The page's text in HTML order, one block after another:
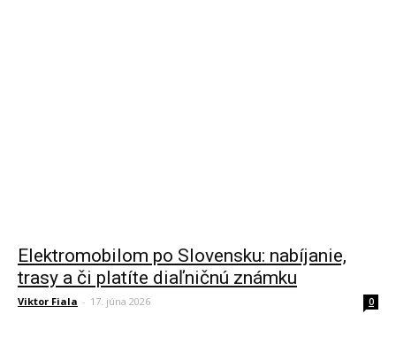
Elektromobilom po Slovensku: nabíjanie,
trasy a či platíte diaľničnú známku
Viktor Fiala - 17. júna 2026 0